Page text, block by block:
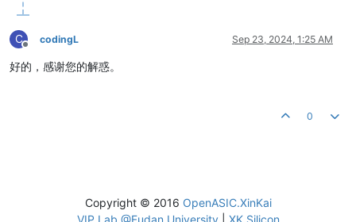
C
Offline
codingL Sep 23, 2024, 1:25 AM
好的，感谢您的解惑。
0
Copyright © 2016 OpenASIC.XinKai